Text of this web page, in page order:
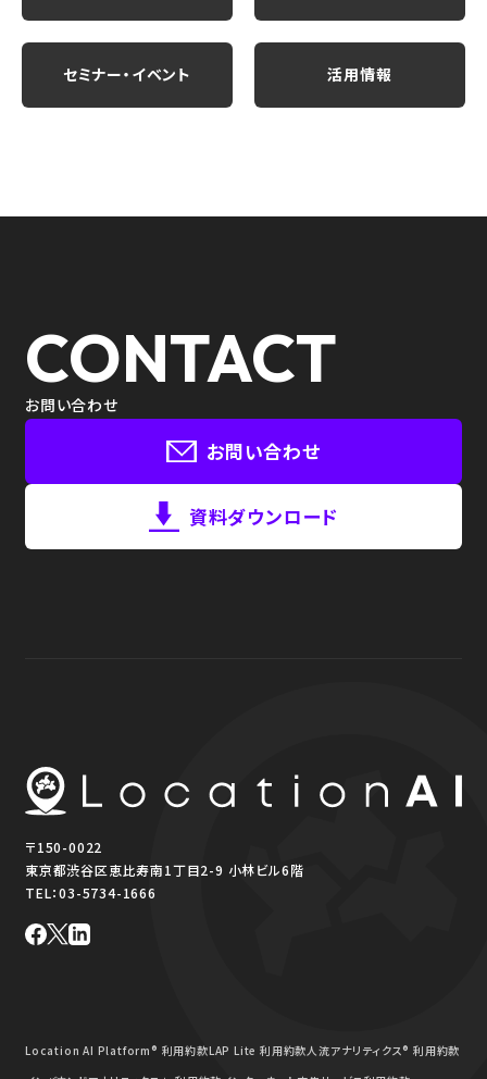
セミナー・イベント 活用情報
CONTACT
お問い合わせ
お問い合わせ
資料ダウンロード
〒150-0022
東京都渋谷区恵比寿南1丁目2-9 小林ビル6階
TEL：03-5734-1666
Location AI Platform® 利用約款LAP Lite 利用約款人流アナリティクス® 利用約款